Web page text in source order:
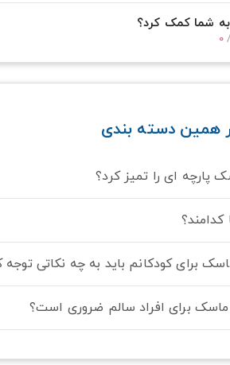
شما کمک کرد؟
/
0
همین دسته بندی
پارچه ای را تمیز کرد؟
برای کودکانم باید به چه نکاتی توجه
ماسک برای افراد سالم ضروری است؟